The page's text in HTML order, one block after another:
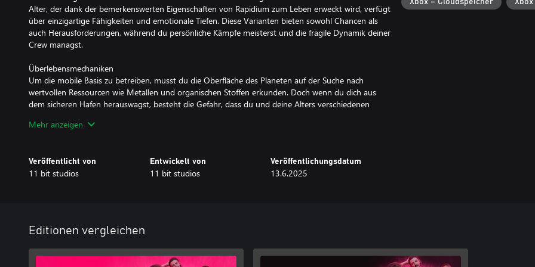
Alter, der dank der bemerkenswerten Eigenschaften von Rapidium zum Leben erweckt wird, verfügt
über einzigartige Fähigkeiten und emotionale Tiefen. Diese Varianten bieten sowohl Chancen als
auch Herausforderungen, während du persönliche Kämpfe meisterst und die fragile Dynamik deiner
Crew managst.
Überlebensmechaniken
Um die mobile Basis zu betreiben, musst du die Oberfläche des Planeten auf der Suche nach
wertvollen Ressourcen wie Metallen und organischen Stoffen erkunden. Doch wenn du dich aus
dem sicheren Hafen herauswagst, besteht die Gefahr, dass du und deine Alters verschiedenen
du auf den Tag- und Nachtzyklus im Spiel achten und deine täglichen Aktivitäten klug planen!
Navigiere durch eine Geschichte voller moralischer Dilemmas und verzweigter Pfade. Deine
Entscheidungen prägen Jans Beziehungen zu seinen Alters, was sich wiederum auf ihre Reise
Die gesammelten Ressourcen kannst du auf verschiedene Weise nutzen. Stelle notwendige
Gegenstände her oder baue deine Basis mit zusätzlichen Modulen wie dem Forschungslabor oder
dem Sozialraum aus. Manchmal musst du dich zwischen Gegenständen entscheiden, die du speziell
für deine Alters anfertigst, und solchen, die die Mission vorantreiben, wie Anomaliedetektoren oder
Mehr anzeigen
Veröffentlicht von
11 bit studios
Entwickelt von
11 bit studios
Veröffentlichungsdatum
13.6.2025
Xbox – Cloudspeicher
Editionen vergleichen